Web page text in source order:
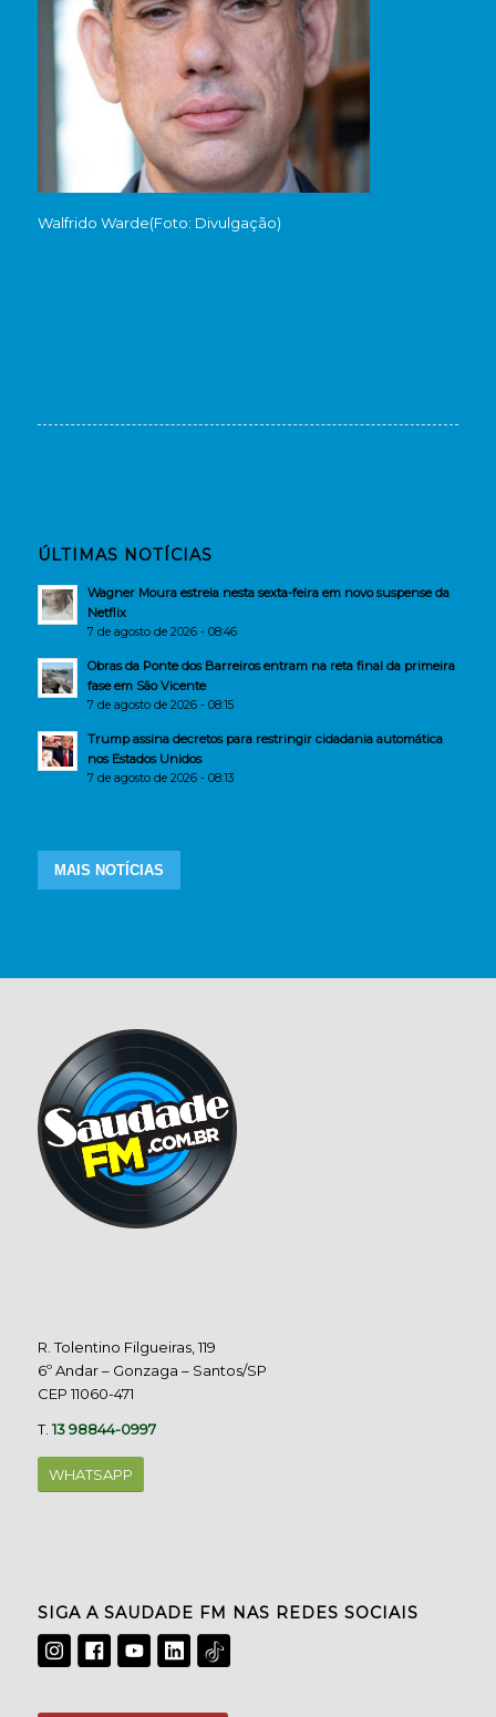
Walfrido Warde(Foto: Divulgação)
ÚLTIMAS NOTÍCIAS
Wagner Moura estreia nesta sexta-feira em novo suspense da
Netflix
7 de agosto de 2026 - 08:46
Obras da Ponte dos Barreiros entram na reta final da primeira
fase em São Vicente
7 de agosto de 2026 - 08:15
Trump assina decretos para restringir cidadania automática
nos Estados Unidos
7 de agosto de 2026 - 08:13
MAIS NOTÍCIAS
R. Tolentino Filgueiras, 119
6º Andar – Gonzaga – Santos/SP
CEP 11060-471
T.13 98844-0997
WHATSAPP
SIGA A SAUDADE FM NAS REDES SOCIAIS